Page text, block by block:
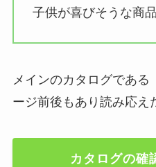
子供が喜びそうな商
メインのカタログであ
ージ前後もあり読み応え
カタログの確